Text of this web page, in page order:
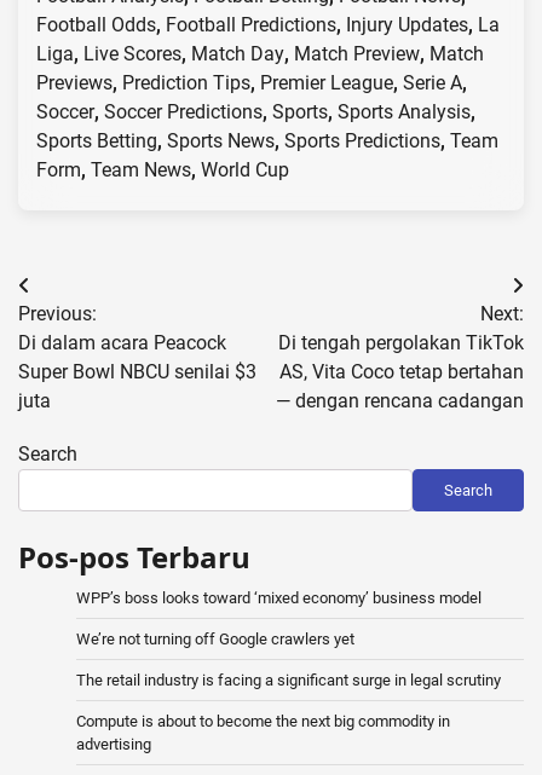
Football Odds, Football Predictions, Injury Updates, La
Liga, Live Scores, Match Day, Match Preview, Match
Previews, Prediction Tips, Premier League, Serie A,
Soccer, Soccer Predictions, Sports, Sports Analysis,
Sports Betting, Sports News, Sports Predictions, Team
Form, Team News, World Cup
Post
navigation
Previous:
Di dalam acara Peacock
Super Bowl NBCU senilai $3
juta
Next:
Di tengah pergolakan TikTok
AS, Vita Coco tetap bertahan
— dengan rencana cadangan
Search
Search
Pos-pos Terbaru
WPP’s boss looks toward ‘mixed economy’ business model
We’re not turning off Google crawlers yet
The retail industry is facing a significant surge in legal scrutiny
Compute is about to become the next big commodity in
advertising